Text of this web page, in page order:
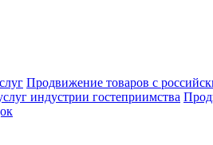
Продвижение товаров с
индустрии гостеприимства